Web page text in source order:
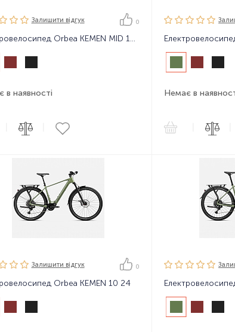
Залишити вiдгук 0
Електровелосипед Orbea KEMEN MID 10 24
в наявності Немає в
Залишити вiдгук 0
Orbea KEMEN 10 24